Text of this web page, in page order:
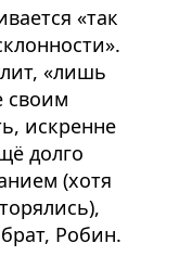
«так
«лишь
своим
искренне
долго
(хотя
Робин.